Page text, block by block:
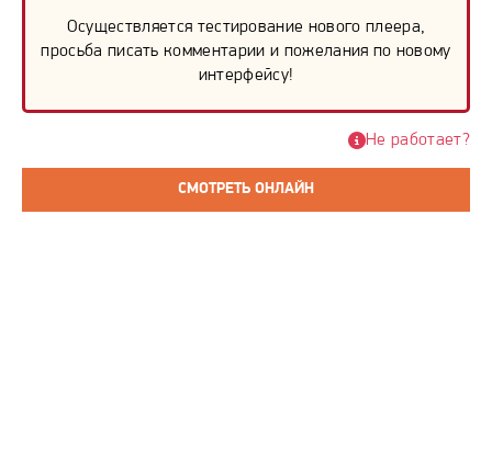
Осуществляется тестирование нового плеера,
просьба писать комментарии и пожелания по новому
интерфейсу!
СМОТРЕТЬ ОНЛАЙН
Не работает?